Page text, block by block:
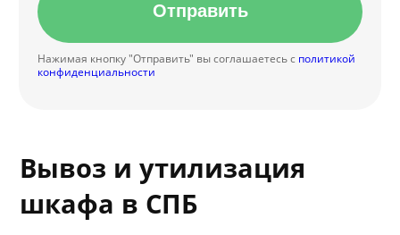
Отправить
Нажимая кнопку "Отправить" вы соглашаетесь с политикой
конфиденциальности
Вывоз и утилизация
шкафа в СПБ